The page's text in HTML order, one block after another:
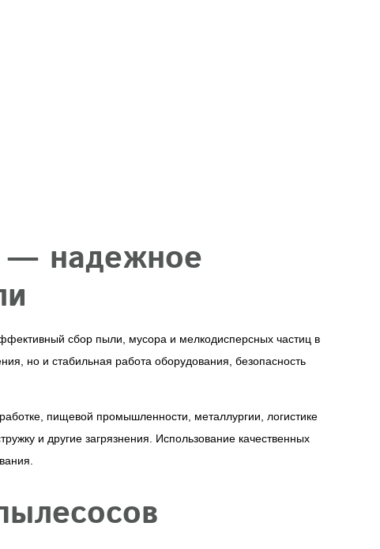
— надежное
сбор пыли, мусора и мелкодисперсных частиц в
но и стабильная работа оборудования, безопасность
пищевой промышленности, металлургии, логистике
и другие загрязнения. Использование качественных